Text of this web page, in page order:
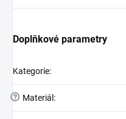
Doplňkové parametry
Kategorie:
? Materiál :